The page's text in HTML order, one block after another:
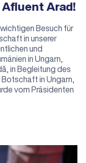
Arad!
Besuch für
in unserer
und
in Ungarn,
in Begleitung des
in Ungarn,
vom Präsidenten